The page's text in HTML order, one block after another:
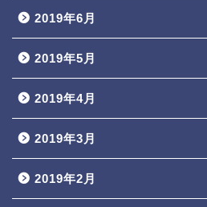
2019年6月
2019年5月
2019年4月
2019年3月
2019年2月